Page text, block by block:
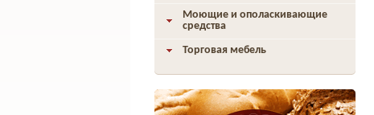
Моющие и ополаскивающие
средства
Торговая мебель